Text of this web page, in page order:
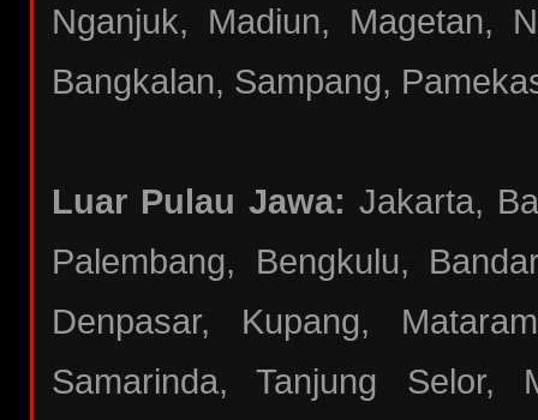
Nganjuk, Madiun, Magetan,
Bangkalan, Sampang,
Luar Pulau Jawa: Jakarta,
Palembang, Bengkulu,
Denpasar, Kupang,
Samarinda, Tanjung Selor,